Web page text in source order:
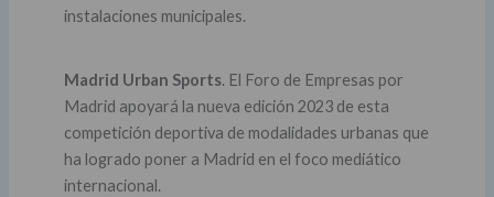
instalaciones municipales.
Madrid Urban Sports. El Foro de Empresas por
Madrid apoyará la nueva edición 2023 de esta
competición deportiva de modalidades urbanas que
ha logrado poner a Madrid en el foco mediático
internacional.